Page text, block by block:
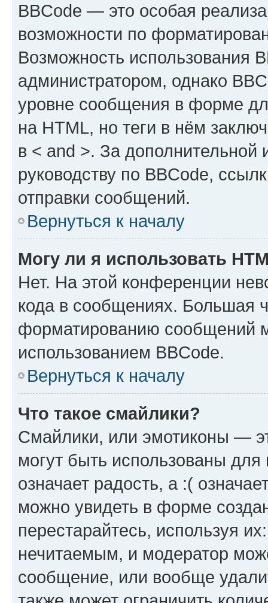
BBCode — это особая
возможности по
Возможность использования
администратором, однако
уровне сообщения в форме
на HTML, но теги в нём
в < and >. За
руководству по BBCode,
отправки сообщений.
Вернуться к началу
Могу ли я использовать
Нет. На этой конференции
кода в сообщениях. Большая
форматированию сообщений
использованием BBCode.
Вернуться к началу
Что такое смайлики?
Смайлики, или эмотиконы —
могут быть использованы
означает радость, а :(
можно увидеть в форме
перестарайтесь, используя
нечитаемым, и модератор
сообщение, или вообще